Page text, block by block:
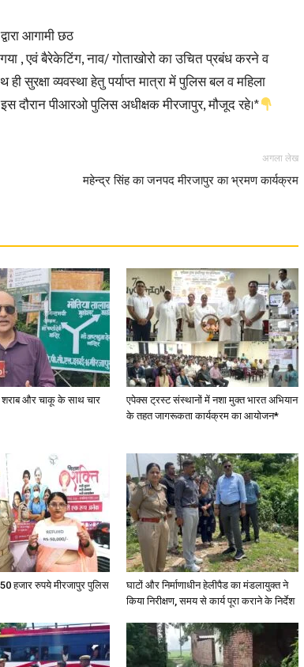
News,
Latest
News
in
Hindi,
Today
आगामी छठ
, एवं बैरेकेटिंग, नाव/ गोताखोरो का उचित प्रबंध करने व
व्यवस्था हेतु पर्याप्त मात्रा में पुलिस बल व महिला
दौरान पीआरओ पुलिस अधीक्षक मीरजापुर, मौजूद रहे।*
अगला लेख
महेन्द्र सिंह का जनपद मीरजापुर का भ्रमण कार्यक्रम
और चाकू के साथ चार
एपेक्स ट्रस्ट संस्थानों में नशा मुक्त भारत अभियान
के तहत जागरूकता कार्यक्रम का आयोजन*
हजार रुपये मीरजापुर पुलिस
घाटों और निर्माणाधीन हेलीपैड का मंडलायुक्त ने
किया निरीक्षण, समय से कार्य पूरा कराने के निर्देश